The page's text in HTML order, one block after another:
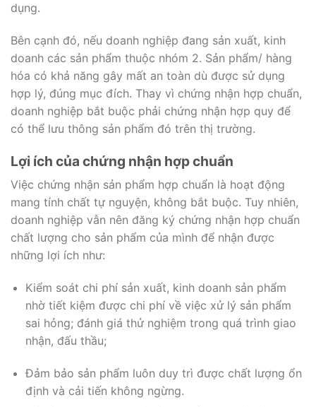
dụng.
Bên cạnh đó, nếu doanh nghiệp đang sản xuất, kinh
doanh các sản phẩm thuộc nhóm 2. Sản phẩm/ hàng
hóa có khả năng gây mất an toàn dù được sử dụng
hợp lý, đúng mục đích. Thay vì chứng nhận hợp chuẩn,
doanh nghiệp bắt buộc phải chứng nhận hợp quy để
có thể lưu thông sản phẩm đó trên thị trường.
Lợi ích của chứng nhận hợp chuẩn
Việc chứng nhận sản phẩm hợp chuẩn là hoạt động
mang tính chất tự nguyện, không bắt buộc. Tuy nhiên,
doanh nghiệp vẫn nên đăng ký chứng nhận hợp chuẩn
chất lượng cho sản phẩm của mình để nhận được
những lợi ích như:
Kiểm soát chi phí sản xuất, kinh doanh sản phẩm
nhờ tiết kiệm được chi phí về việc xử lý sản phẩm
sai hỏng; đánh giá thử nghiệm trong quá trình giao
nhận, đấu thầu;
Đảm bảo sản phẩm luôn duy trì được chất lượng ổn
định và cải tiến không ngừng.